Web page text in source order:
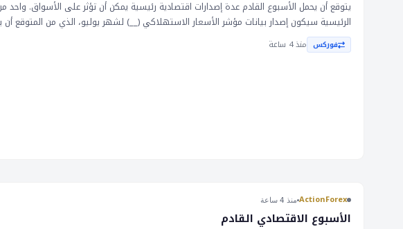
يتوقع أن يحمل الأسبوع القادم عدة إصدارات اقتصادية رئيسية يمكن أن تؤثر على الأسواق. واحد
الرئيسية سيكون إصدار بيانات مؤشر الأسعار الاستهلاكي (__) لشهر يوليو، الذي من المتوقع أن
معتدلة في التضخم. بالإضافة إلى ذلك، من المتوقع أن ترتفع الإنفاق التجزئي بشكل معتدل، في
سوق الإسكان من المحتمل أن يبقى تحت الضغط بسبب ارتفاع أسعار الفائدة على القروض
فوركس منذ 4 ساعة
ActionForex منذ 4 ساعة
الأسبوع الاقتصادي القادم